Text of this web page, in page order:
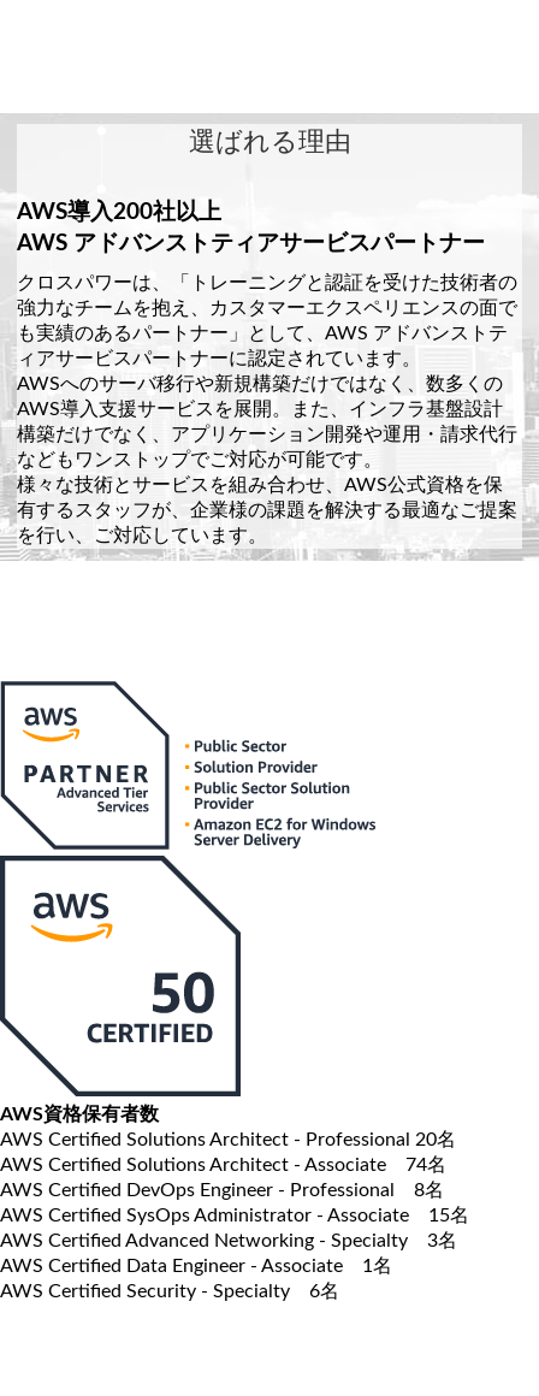
選ばれる理由
AWS導入200社以上
AWS アドバンストティアサービスパートナー
クロスパワーは、「トレーニングと認証を受けた技術者の
強力なチームを抱え、カスタマーエクスペリエンスの面で
も実績のあるパートナー」として、AWS アドバンストテ
ィアサービスパートナーに認定されています。
AWSへのサーバ移行や新規構築だけではなく、数多くの
AWS導入支援サービスを展開。また、インフラ基盤設計
構築だけでなく、アプリケーション開発や運用・請求代行
などもワンストップでご対応が可能です。
様々な技術とサービスを組み合わせ、AWS公式資格を保
有するスタッフが、企業様の課題を解決する最適なご提案
を行い、ご対応しています。
AWS資格保有者数
AWS Certified Solutions Architect - Professional 20名
AWS Certified Solutions Architect - Associate 74名
AWS Certified DevOps Engineer - Professional 8名
AWS Certified SysOps Administrator - Associate 15名
AWS Certified Advanced Networking - Specialty 3名
AWS Certified Data Engineer - Associate 1名
AWS Certified Security - Specialty 6名